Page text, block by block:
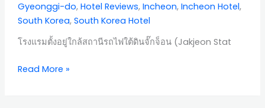
Gyeonggi-do, Hotel Reviews, Incheon, Incheon Hotel,
South Korea, South Korea Hotel
โรงแรมตั้งอยู่ใกล้สถานีรถไฟใต้ดินจั๊กจ็อน (Jakjeon Stat
Read More »